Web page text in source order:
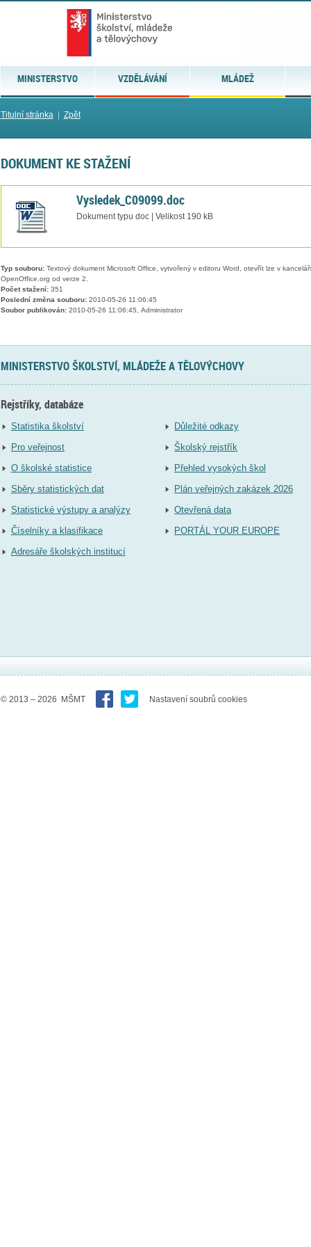
MINISTERSTVO VZDĚLÁVÁNÍ MLÁDEŽ
Titulní stránka| Zpět
DOKUMENT KE STAŽENÍ
Vysledek_C09099.doc
Dokument typu doc | Velikost 190 kB
Typ souboru:Textový dokument Microsoft Office, vytvořený v editoru Word, otevřít lze v
OpenOffice.org od verze 2.
Počet stažení:351
Poslední změna souboru:2010-05-26 11:06:45
Soubor publikován:2010-05-26 11:06:45, Administrator
MINISTERSTVO ŠKOLSTVÍ, MLÁDEŽE A TĚLOVÝCHOVY
Rejstříky, databáze
Statistika školství
Pro veřejnost
O školské statistice
Sběry statistických dat
Statistické výstupy a analýzy
Číselníky a klasifikace
Adresáře školských institucí
Důležité odkazy
Školský rejstřík
Přehled vysokých škol
Plán veřejných zakázek 2026
Otevřená data
PORTÁL YOUR EUROPE
© 2013 – 2026 MŠMT Nastavení soubrů cookies